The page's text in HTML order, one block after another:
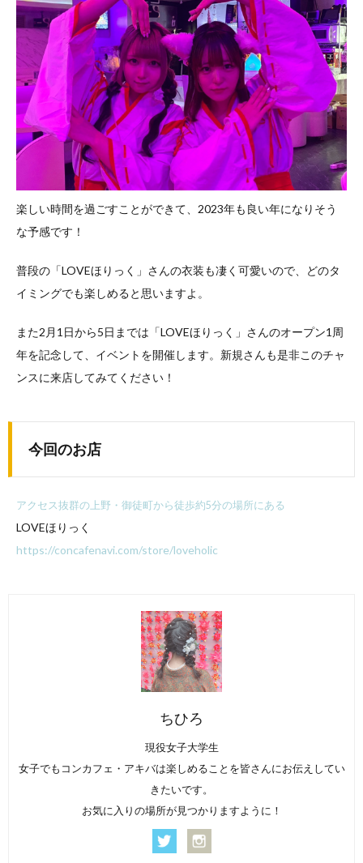
楽しい時間を過ごすことができて、2023年も良い年になりそう
な予感です！
普段の「LOVEほりっく」さんの衣装も凄く可愛いので、どのタ
イミングでも楽しめると思いますよ。
また2月1日から5日までは「LOVEほりっく」さんのオープン1周
年を記念して、イベントを開催します。新規さんも是非このチャ
ンスに来店してみてください！
今回のお店
アクセス抜群の上野・御徒町から徒歩約5分の場所にある
LOVEほりっく
https://concafenavi.com/store/loveholic
ちひろ
現役女子大学生
女子でもコンカフェ・アキバは楽しめることを皆さんにお伝えしてい
きたいです。
お気に入りの場所が見つかりますように！